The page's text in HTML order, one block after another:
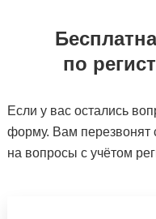
по
Если у вас остались
форму. Вам перезвонят
на вопросы с учётом